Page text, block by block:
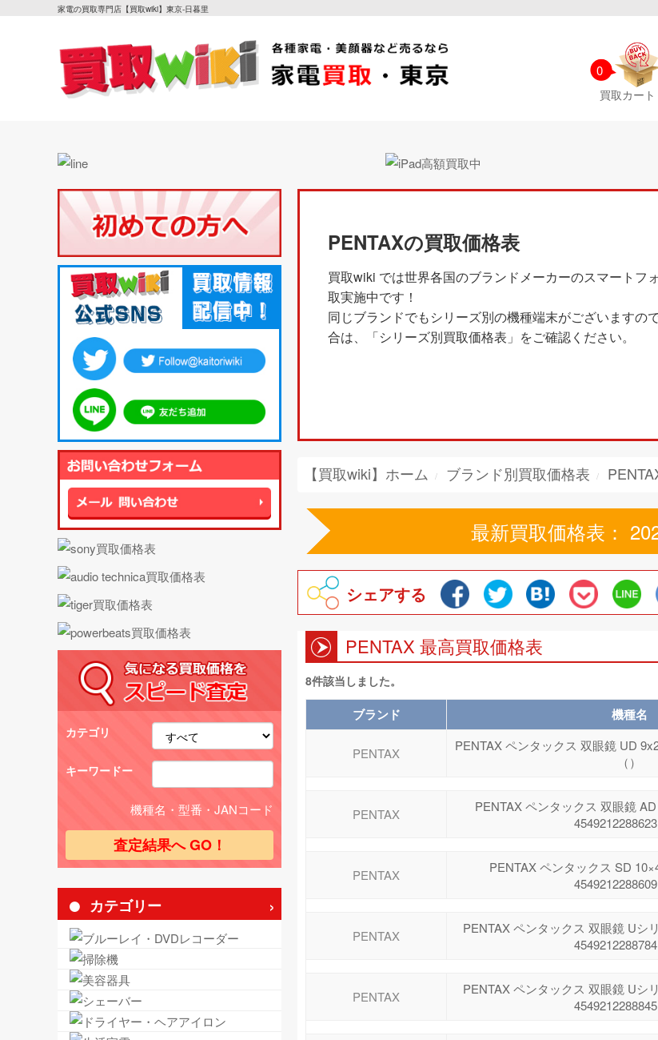
家電の買取専門店【買取wiki】東京-日暮里
0
買取カート
カテゴリ
キーワードー
機種名・型番・JANコード
カテゴリー
PENTAXの買取価格表
買取wiki では世界各国のブランドメーカーのスマートフ
取実施中です！
同じブランドでもシリーズ別の機種端末がございますの
合は、「シリーズ別買取価格表」をご確認ください。
【買取wiki】ホーム ブランド別買取価格表
最新買取価格表：
シェアする
PENTAX 最高買取価格表
8件該当しました。
ブランド 機種名
PENTAX
PENTAX ペンタックス 双眼鏡 UD
（）
PENTAX
PENTAX ペンタックス 双眼鏡
4549212288623
PENTAX
PENTAX ペンタックス SD
4549212288609
PENTAX
PENTAX ペンタックス 双眼鏡 Uシ
4549212288784
PENTAX
PENTAX ペンタックス 双眼鏡 Uシ
4549212288845